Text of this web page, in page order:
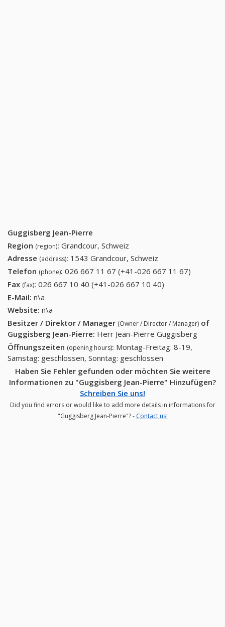
Guggisberg Jean-Pierre
Region (region): Grandcour, Schweiz
Adresse (address): 1543 Grandcour, Schweiz
Telefon (phone): 026 667 11 67 (+41-026 667 11 67)
Fax (fax): 026 667 10 40 (+41-026 667 10 40)
E-Mail: n\a
Website: n\a
Besitzer / Direktor / Manager (Owner / Director / Manager) of
Guggisberg Jean-Pierre: Herr Jean-Pierre Guggisberg
Öffnungszeiten (opening hours): Montag-Freitag: 8-19,
Samstag: geschlossen, Sonntag: geschlossen
Haben Sie Fehler gefunden oder möchten Sie weitere
Informationen zu "Guggisberg Jean-Pierre" Hinzufügen?
Schreiben Sie uns!
Did you find errors or would like to add more details in informations for
"Guggisberg Jean-Pierre"? - Contact us!